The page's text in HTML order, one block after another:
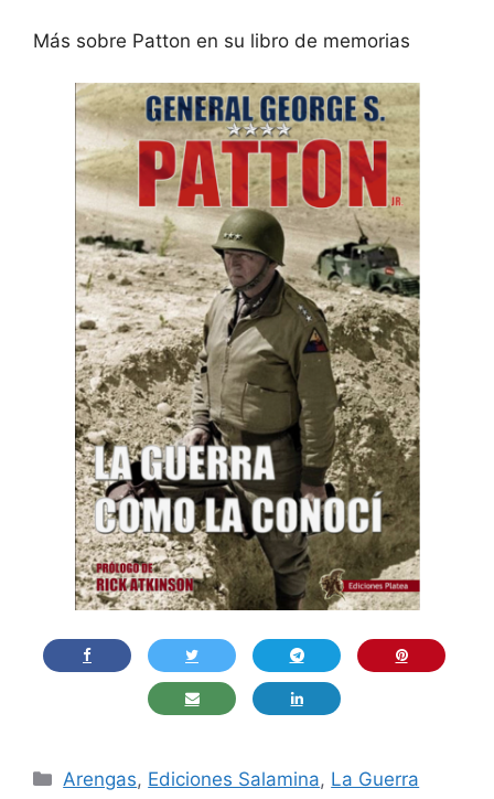
Más sobre Patton en su libro de memorias
Categorías
Arengas, Ediciones Salamina, La Guerra